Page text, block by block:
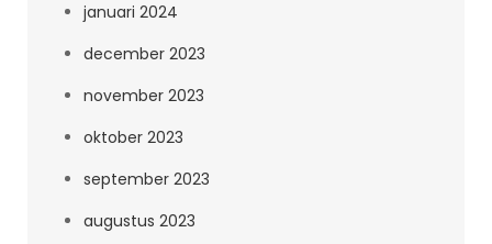
januari 2024
december 2023
november 2023
oktober 2023
september 2023
augustus 2023